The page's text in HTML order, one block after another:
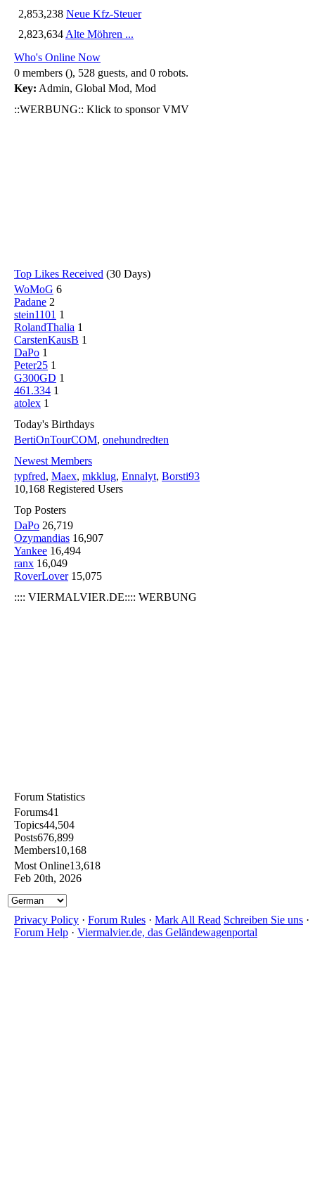
2,853,238 Neue Kfz-Steuer
2,823,634 Alte Möhren ...
Who's Online Now
0 members (), 528 guests, and 0 robots.
Key: Admin, Global Mod, Mod
::WERBUNG:: Klick to sponsor VMV
Top Likes Received (30 Days)
WoMoG 6
Padane 2
stein1101 1
RolandThalia 1
CarstenKausB 1
DaPo 1
Peter25 1
G300GD 1
461.334 1
atolex 1
Today's Birthdays
BertiOnTourCOM, onehundredten
Newest Members
typfred, Maex, mkklug, Ennalyt, Borsti93
10,168 Registered Users
Top Posters
DaPo 26,719
Ozymandias 16,907
Yankee 16,494
ranx 16,049
RoverLover 15,075
:::: VIERMALVIER.DE:::: WERBUNG
Forum Statistics
Forums41
Topics44,504
Posts676,899
Members10,168
Most Online13,618
Feb 20th, 2026
Privacy Policy · Forum Rules · Mark All Read Schreiben Sie uns ·
Forum Help · Viermalvier.de, das Geländewagenportal